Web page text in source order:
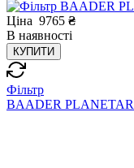
Ціна 9765 ₴
В наявності
КУПИТИ
Фільтр
BAADER